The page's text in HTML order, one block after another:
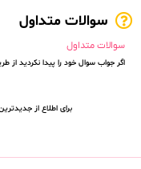
سوالات متداول
سوالات متداول
اگر جواب سوال خود را پیدا نکردید از
برای اطلاع از